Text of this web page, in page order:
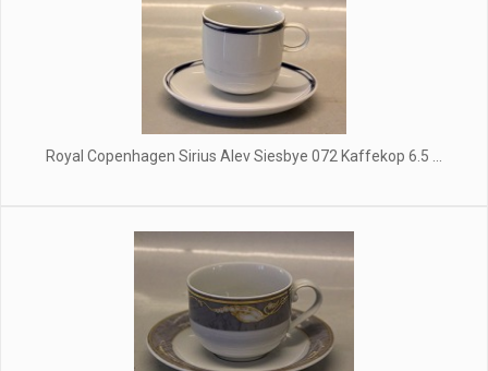
Royal Copenhagen Sirius Alev Siesbye 072 Kaffekop 6.5 ...